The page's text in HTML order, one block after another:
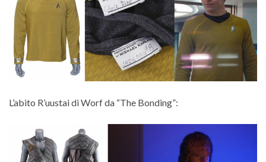
L’abito R’uustai di Worf da “The Bonding”: